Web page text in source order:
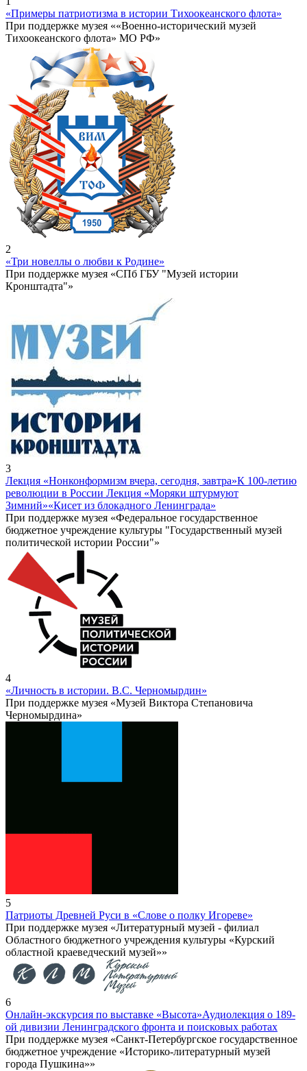
«Примеры патриотизма в истории Тихоокеанского флота»
При поддержке музея ««Военно-исторический музей
Тихоокеанского флота» МО РФ»
2
«Три новеллы о любви к Родине»
При поддержке музея «СПб ГБУ "Музей истории
Кронштадта"»
3
Лекция «Нонконформизм вчера, сегодня, завтра»К 100-летию
революции в России Лекция «Моряки штурмуют
Зимний»«Кисет из блокадного Ленинграда»
При поддержке музея «Федеральное государственное
бюджетное учреждение культуры "Государственный музей
политической истории России"»
4
«Личность в истории. В.С. Черномырдин»
При поддержке музея «Музей Виктора Степановича
Черномырдина»
5
Патриоты Древней Руси в «Слове о полку Игореве»
При поддержке музея «Литературный музей - филиал
Областного бюджетного учреждения культуры «Курский
областной краеведческий музей»»
6
Онлайн-экскурсия по выставке «Высота»Аудиолекция о 189-
ой дивизии Ленинградского фронта и поисковых работах
При поддержке музея «Санкт-Петербургское государственное
бюджетное учреждение «Историко-литературный музей
города Пушкина»»